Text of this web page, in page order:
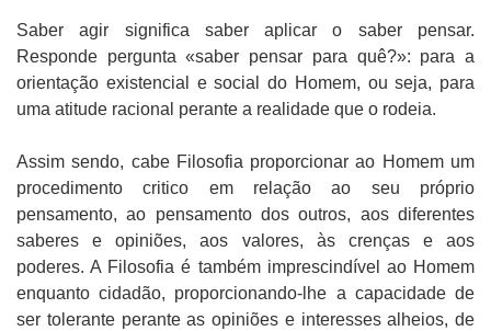
Saber agir significa saber aplicar o saber pensar.
Responde pergunta «saber pensar para quê?»: para a
orientação existencial e social do Homem, ou seja, para
uma atitude racional perante a realidade que o rodeia.
Assim sendo, cabe Filosofia proporcionar ao Homem um
procedimento critico em relação ao seu próprio
pensamento, ao pensamento dos outros, aos diferentes
saberes e opiniões, aos valores, às crenças e aos
poderes. A Filosofia é também imprescindível ao Homem
enquanto cidadão, proporcionando-lhe a capacidade de
ser tolerante perante as opiniões e interesses alheios, de